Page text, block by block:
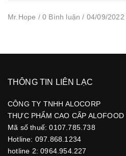
Mr.Hope / 0 Bình luận / 04/09/2022
THÔNG TIN LIÊN LẠC
CÔNG TY TNHH ALOCORP
THỰC PHẨM CAO CẤP ALOFOOD
Mã số thuế: 0107.785.738
Hotline: 097.868.1234
hotline 2: 0964.954.227